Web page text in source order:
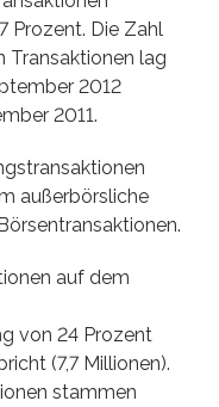
Prozent. Die Zahl
Transaktionen lag
2012
2011.
außerbörsliche
auf dem
von 24 Prozent
(7,7 Millionen).
stammen